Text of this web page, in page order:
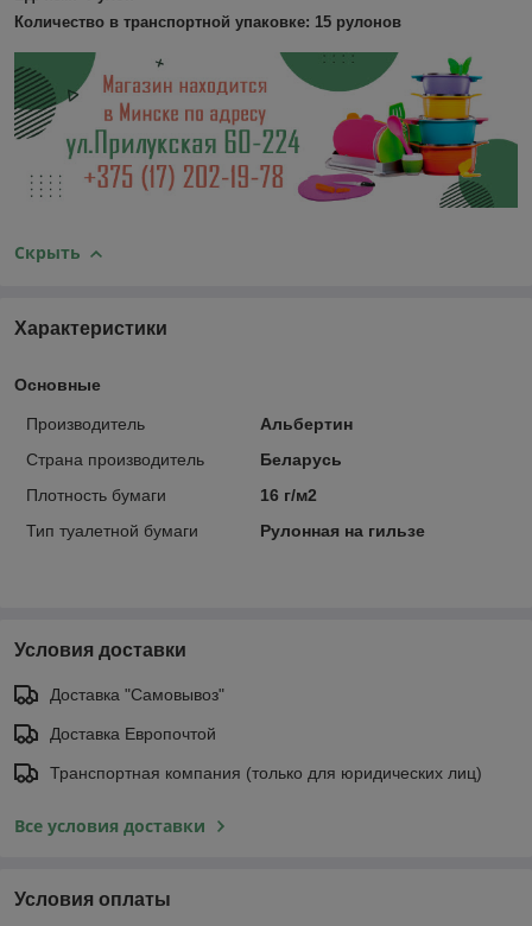
Количество в транспортной упаковке: 15 рулонов
Скрыть
Характеристики
Основные
Производитель
Альбертин
Страна производитель
Беларусь
Плотность бумаги
16 г/м2
Тип туалетной бумаги
Рулонная на гильзе
Условия доставки
Доставка "Самовывоз"
Доставка Европочтой
Транспортная компания (только для юридических лиц)
Все условия доставки
Условия оплаты